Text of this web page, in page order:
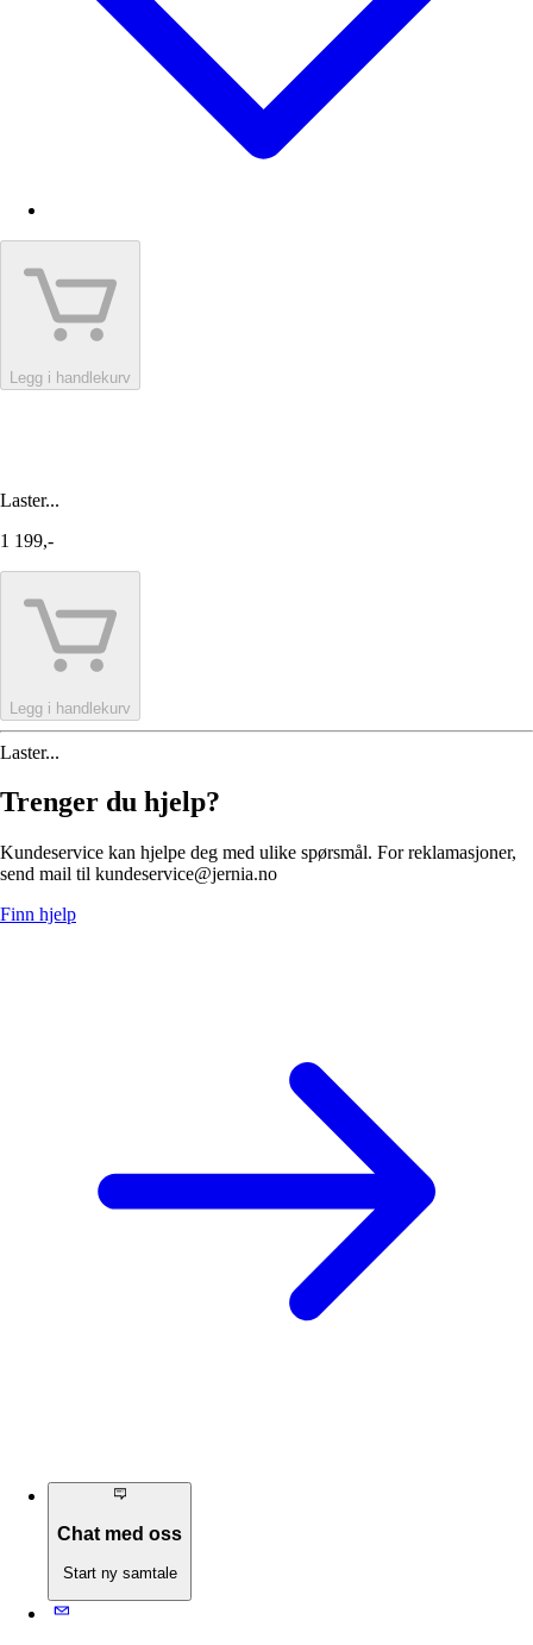
Legg i handlekurv
Laster...
1 199,-
Legg i handlekurv
Laster...
Trenger du hjelp?
Kundeservice kan hjelpe deg med ulike spørsmål. For reklamasjoner,
send mail til kundeservice@jernia.no
Finn hjelp
Chat med oss
Start ny samtale